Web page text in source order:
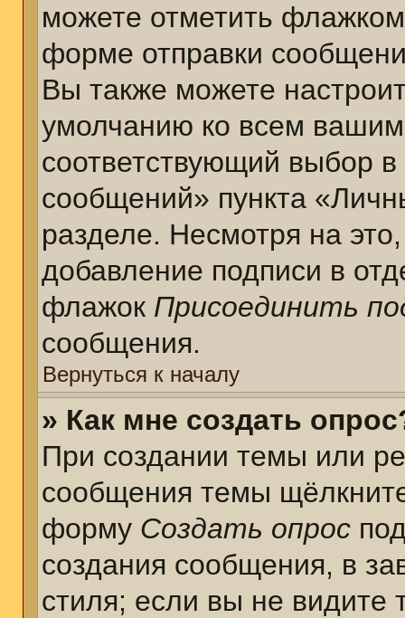
можете отметить
форме отправки
Вы также можете
умолчанию ко всем
соответствующий выбор
сообщений» пункта
разделе. Несмотря на
добавление подписи в
флажок Присоединить
сообщения.
Вернуться к началу
» Как мне создать
При создании темы или
сообщения темы
форму Создать опрос
создания сообщения, в
стиля; если вы не видите